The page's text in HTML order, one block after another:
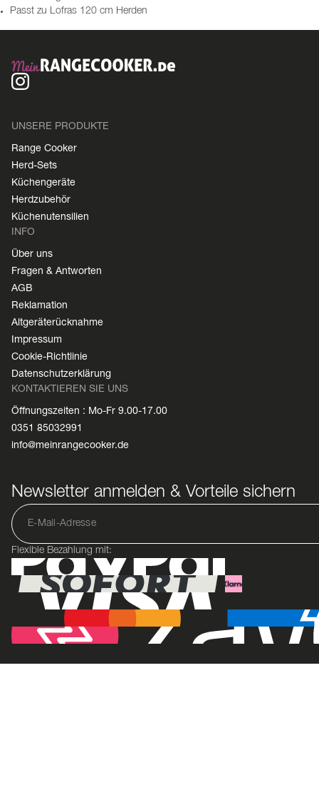
Passt zu Lofras 120 cm Herden
UNSERE PRODUKTE
Range Cooker
Herd-Sets
Küchengeräte
Herdzubehör
Küchenutensilien
INFO
Über uns
Fragen & Antworten
AGB
Reklamation
Altgeräterücknahme
Impressum
Cookie-Richtlinie
Datenschutzerklärung
KONTAKTIEREN SIE UNS
Öffnungszeiten : Mo-Fr 9.00-17.00
0351 85032991
info@meinrangecooker.de
Newsletter anmelden & Vorteile sichern
Flexible Bezahlung mit: